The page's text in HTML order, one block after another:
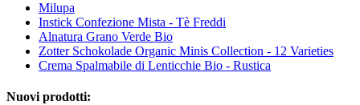
Milupa
Instick Confezione Mista - Tè Freddi
Alnatura Grano Verde Bio
Zotter Schokolade Organic Minis Collection - 12 Varieties
Crema Spalmabile di Lenticchie Bio - Rustica
Nuovi prodotti: